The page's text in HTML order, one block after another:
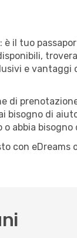
il tuo
e
di
di
abbia
con eDreams